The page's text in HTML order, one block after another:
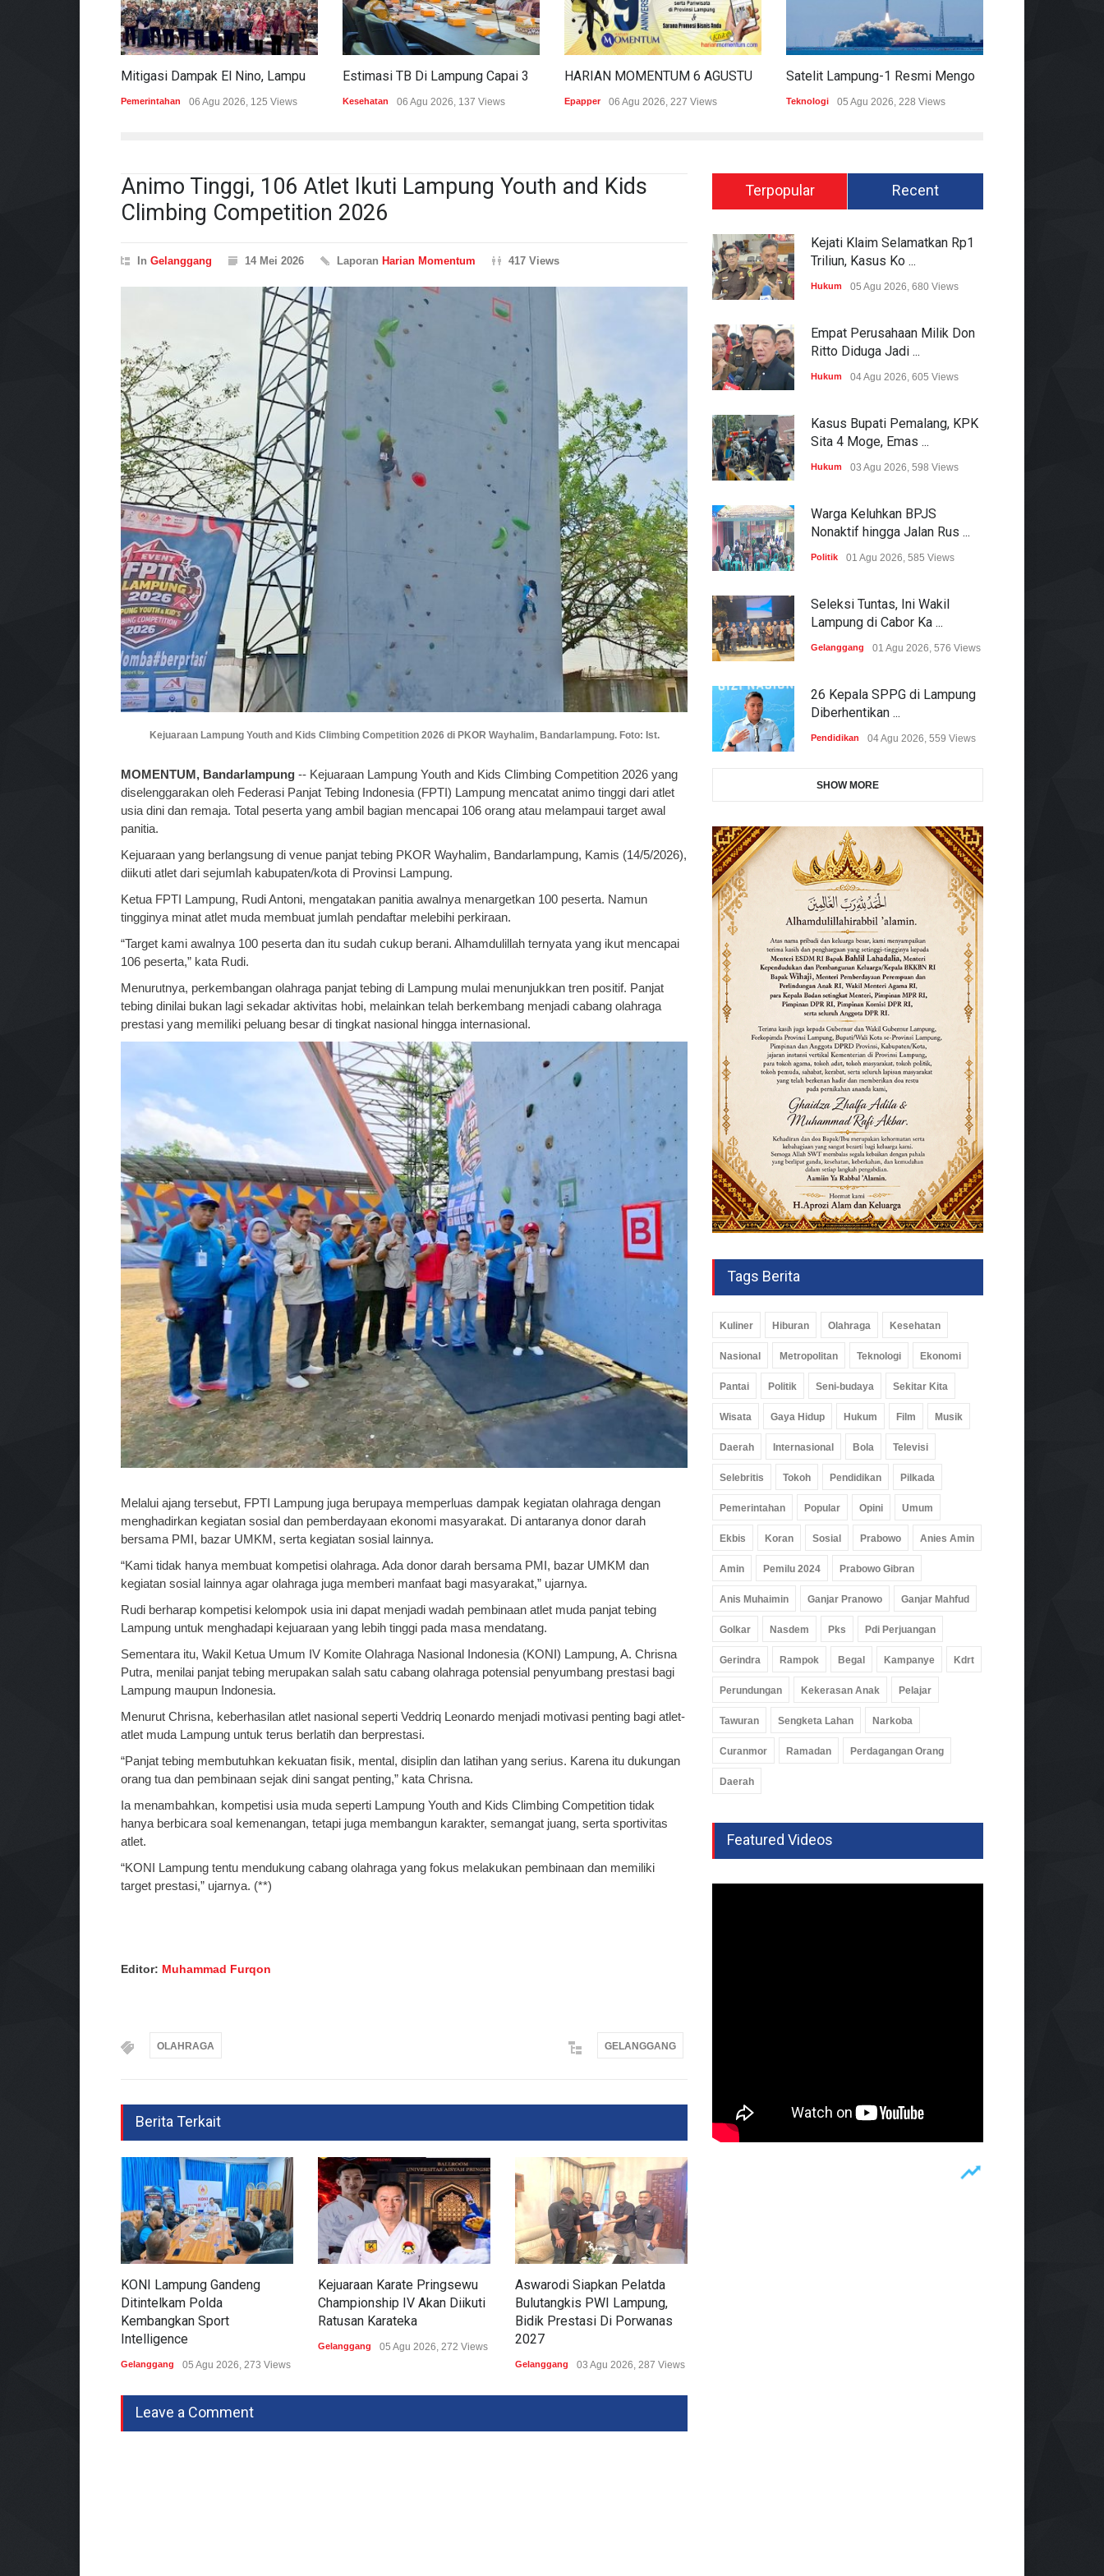
Pemerintahan 06 Agu 2026, 125 Views Kesehatan 06 Agu 2026, 137 Views Epapper 06 Agu 2026, 227 Views Teknologi 05 Agu 2026, 228 Views
Animo Tinggi, 106 Atlet Ikuti Lampung Youth and Kids
Climbing Competition 2026
In Gelanggang 14 Mei 2026 Laporan Harian Momentum 417 Views
Kejuaraan Lampung Youth and Kids Climbing Competition 2026 di PKOR Wayhalim, Bandarlampung. Foto: Ist.
MOMENTUM, Bandarlampung -- Kejuaraan Lampung Youth and Kids Climbing Competition 2026 yang
diselenggarakan oleh Federasi Panjat Tebing Indonesia (FPTI) Lampung mencatat animo tinggi dari atlet
usia dini dan remaja. Total peserta yang ambil bagian mencapai 106 orang atau melampaui target awal
panitia.
Kejuaraan yang berlangsung di venue panjat tebing PKOR Wayhalim, Bandarlampung, Kamis (14/5/2026),
diikuti atlet dari sejumlah kabupaten/kota di Provinsi Lampung.
Ketua FPTI Lampung, Rudi Antoni, mengatakan panitia awalnya menargetkan 100 peserta. Namun
tingginya minat atlet muda membuat jumlah pendaftar melebihi perkiraan.
“Target kami awalnya 100 peserta dan itu sudah cukup berani. Alhamdulillah ternyata yang ikut mencapai
106 peserta,” kata Rudi.
Menurutnya, perkembangan olahraga panjat tebing di Lampung mulai menunjukkan tren positif. Panjat
tebing dinilai bukan lagi sekadar aktivitas hobi, melainkan telah berkembang menjadi cabang olahraga
prestasi yang memiliki peluang besar di tingkat nasional hingga internasional.
Melalui ajang tersebut, FPTI Lampung juga berupaya memperluas dampak kegiatan olahraga dengan
menghadirkan kegiatan sosial dan pemberdayaan ekonomi masyarakat. Di antaranya donor darah
bersama PMI, bazar UMKM, serta kegiatan sosial lainnya.
“Kami tidak hanya membuat kompetisi olahraga. Ada donor darah bersama PMI, bazar UMKM dan
kegiatan sosial lainnya agar olahraga juga memberi manfaat bagi masyarakat,” ujarnya.
Rudi berharap kompetisi kelompok usia ini dapat menjadi wadah pembinaan atlet muda panjat tebing
Lampung untuk menghadapi kejuaraan yang lebih tinggi pada masa mendatang.
Sementara itu, Wakil Ketua Umum IV Komite Olahraga Nasional Indonesia (KONI) Lampung, A. Chrisna
Putra, menilai panjat tebing merupakan salah satu cabang olahraga potensial penyumbang prestasi bagi
Lampung maupun Indonesia.
Menurut Chrisna, keberhasilan atlet nasional seperti Veddriq Leonardo menjadi motivasi penting bagi atlet-
atlet muda Lampung untuk terus berlatih dan berprestasi.
“Panjat tebing membutuhkan kekuatan fisik, mental, disiplin dan latihan yang serius. Karena itu dukungan
orang tua dan pembinaan sejak dini sangat penting,” kata Chrisna.
Ia menambahkan, kompetisi usia muda seperti Lampung Youth and Kids Climbing Competition tidak
hanya berbicara soal kemenangan, tetapi juga membangun karakter, semangat juang, serta sportivitas
atlet.
“KONI Lampung tentu mendukung cabang olahraga yang fokus melakukan pembinaan dan memiliki
target prestasi,” ujarnya. (**)
Editor: Muhammad Furqon
OLAHRAGA GELANGGANG
Berita Terkait
KONI Lampung Gandeng
Ditintelkam Polda
Kembangkan Sport
Intelligence
Gelanggang 05 Agu 2026, 273 Views
Kejuaraan Karate Pringsewu
Championship IV Akan Diikuti
Ratusan Karateka
Gelanggang 05 Agu 2026, 272 Views
Aswarodi Siapkan Pelatda
Bulutangkis PWI Lampung,
Bidik Prestasi Di Porwanas
2027
Gelanggang 03 Agu 2026, 287 Views
Leave a Comment
Terpopular Recent
Kejati Klaim Selamatkan Rp1
Triliun, Kasus Ko ...
Hukum 05 Agu 2026, 680 Views
Empat Perusahaan Milik Don
Ritto Diduga Jadi ...
Hukum 04 Agu 2026, 605 Views
Kasus Bupati Pemalang, KPK
Sita 4 Moge, Emas ...
Hukum 03 Agu 2026, 598 Views
Warga Keluhkan BPJS
Nonaktif hingga Jalan Rus ...
Politik 01 Agu 2026, 585 Views
Seleksi Tuntas, Ini Wakil
Lampung di Cabor Ka ...
Gelanggang 01 Agu 2026, 576 Views
26 Kepala SPPG di Lampung
Diberhentikan ...
Pendidikan 04 Agu 2026, 559 Views
SHOW MORE
Tags Berita
Kuliner Hiburan Olahraga Kesehatan
Nasional Metropolitan Teknologi Ekonomi
Pantai Politik Seni-budaya Sekitar Kita
Wisata Gaya Hidup Hukum Film Musik
Daerah Internasional Bola Televisi
Selebritis Tokoh Pendidikan Pilkada
Pemerintahan Popular Opini Umum
Ekbis Koran Sosial Prabowo Anies Amin
Amin Pemilu 2024 Prabowo Gibran
Anis Muhaimin Ganjar Pranowo Ganjar Mahfud
Golkar Nasdem Pks Pdi Perjuangan
Gerindra Rampok Begal Kampanye Kdrt
Perundungan Kekerasan Anak Pelajar
Tawuran Sengketa Lahan Narkoba
Curanmor Ramadan Perdagangan Orang
Daerah
Featured Videos